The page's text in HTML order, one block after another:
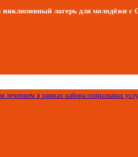
лагерь для молодёжи с